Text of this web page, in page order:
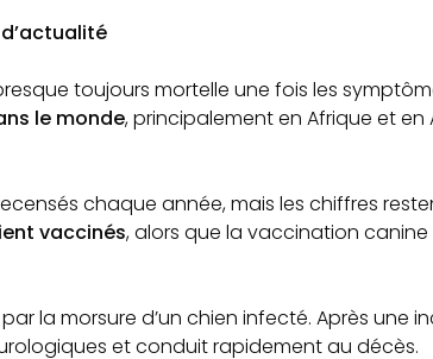
toujours mortelle une fois les
le monde, principalement en Afrique et en
chaque année, mais les chiffres
vaccinés, alors que la vaccination
la morsure d’un chien infecté. Après une
et conduit rapidement au décès.